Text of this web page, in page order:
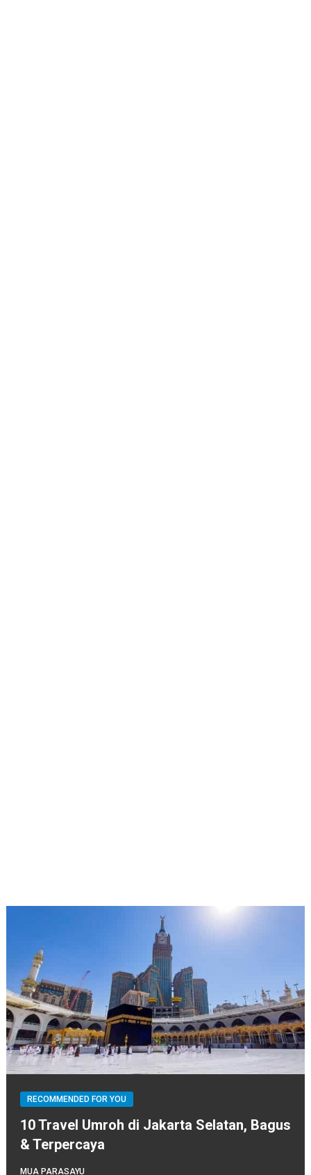
RECOMMENDED FOR YOU
10 Travel Umroh di Jakarta Selatan, Bagus
& Terpercaya
MUA PARASAYU